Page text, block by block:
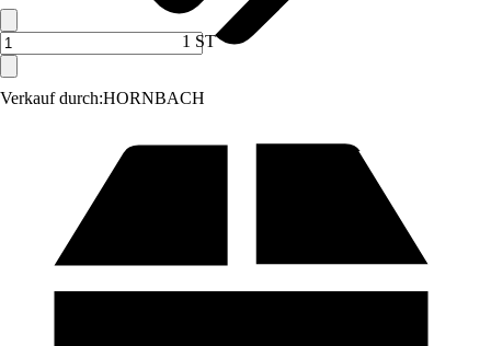
Verkauf durch:HORNBACH
1 ST